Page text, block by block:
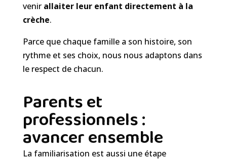
venir allaiter leur enfant directement à la
crèche.
Parce que chaque famille a son histoire, son
rythme et ses choix, nous nous adaptons dans
le respect de chacun.
Parents et
professionnels :
avancer ensemble
La familiarisation est aussi une étape